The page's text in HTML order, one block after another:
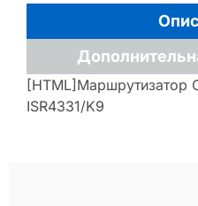
[HTML]Маршрутизатор
ISR4331/K9